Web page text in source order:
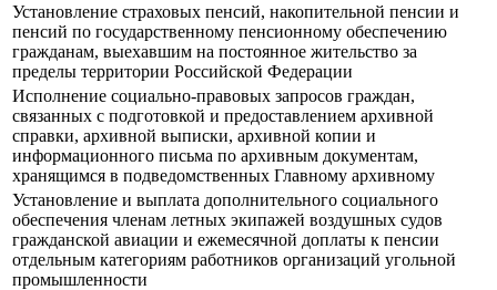
Установление страховых пенсий, накопительной пенсии и
пенсий по государственному пенсионному обеспечению
гражданам, выехавшим на постоянное жительство за
пределы территории Российской Федерации
Исполнение социально-правовых запросов граждан,
связанных с подготовкой и предоставлением архивной
справки, архивной выписки, архивной копии и
информационного письма по архивным документам,
хранящимся в подведомственных Главному архивному
Установление и выплата дополнительного социального
обеспечения членам летных экипажей воздушных судов
гражданской авиации и ежемесячной доплаты к пенсии
отдельным категориям работников организаций угольной
промышленности